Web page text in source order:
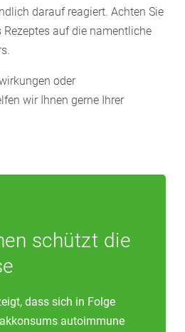
darauf reagiert. Achten Sie
auf die namentliche
oder
wir Ihnen gerne Ihrer
schützt die
dass sich in Folge
autoimmune